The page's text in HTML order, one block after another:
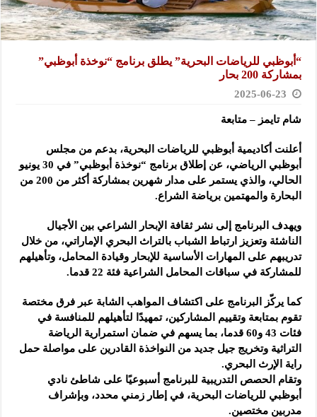
“أبوظبي للرياضات البحرية” يطلق برنامج “نوخذة أبوظبي”
بمشاركة 200 بحار
2025-06-23
شام تايمز – متابعة
أعلنت أكاديمية أبوظبي للرياضات البحرية، بدعم من مجلس
أبوظبي الرياضي، عن إطلاق برنامج “نوخذة أبوظبي” في 30 يونيو
الحالي، والذي يستمر على مدار شهرين بمشاركة أكثر من 200 من
البحارة والمهتمين برياضة الشراع.
ويهدف البرنامج إلى نشر ثقافة الإبحار الشراعي بين الأجيال
الناشئة وتعزيز ارتباط الشباب بالتراث البحري الإماراتي، من خلال
تدريبهم على المهارات الأساسية للإبحار وقيادة المحامل، وتأهيلهم
للمشاركة في سباقات المحامل الشراعية فئة 22 قدما.
كما يركّز البرنامج على اكتشاف المواهب الشابة عبر فرق مختصة
تقوم بمتابعة وتقييم المشاركين، تمهيدًا لتأهيلهم للمنافسة في
فئات 43 و60 قدما، بما يسهم في ضمان استمرارية الرياضة
التراثية وتخريج جيل جديد من النواخذة القادرين على مواصلة حمل
راية الإرث البحري.
وتقام الحصص التدريبية للبرنامج أسبوعيًا على شاطئ نادي
أبوظبي للرياضات البحرية، في إطار زمني محدد، وبإشراف
مدربين مختصين.